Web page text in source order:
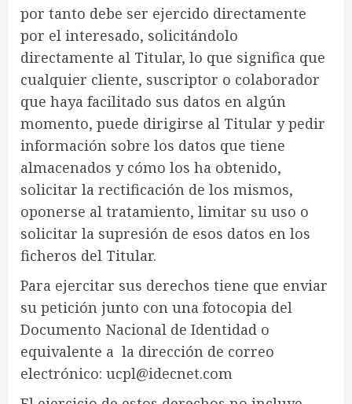
por tanto debe ser ejercido directamente
por el interesado, solicitándolo
directamente al Titular, lo que significa que
cualquier cliente, suscriptor o colaborador
que haya facilitado sus datos en algún
momento, puede dirigirse al Titular y pedir
información sobre los datos que tiene
almacenados y cómo los ha obtenido,
solicitar la rectificación de los mismos,
oponerse al tratamiento, limitar su uso o
solicitar la supresión de esos datos en los
ficheros del Titular.
Para ejercitar sus derechos tiene que enviar
su petición junto con una fotocopia del
Documento Nacional de Identidad o
equivalente a la dirección de correo
electrónico: ucpl@idecnet.com